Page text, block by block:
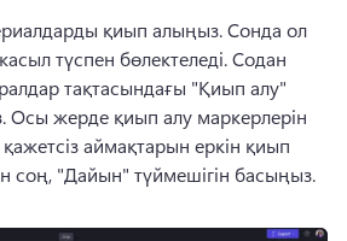
қиып алыңыз. Сонда ол
түспен бөлектеледі. Содан
тақтасындағы "Қиып алу"
Осы жерде қиып алу маркерлерін
аймақтарын еркін қиып
соң, "Дайын" түймешігін басыңыз.